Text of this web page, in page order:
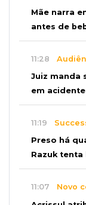
Mãe narra
antes de
11:28
Juiz manda
em
11:19
Preso há
Razuk tenta
11:07 Novo